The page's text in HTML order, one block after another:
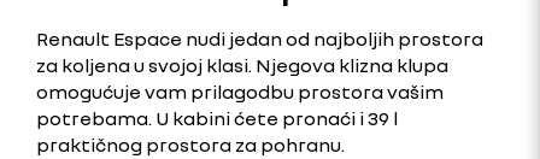
Renault Espace nudi jedan od najboljih prostora
za koljena u svojoj klasi. Njegova klizna klupa
omogućuje vam prilagodbu prostora vašim
potrebama. U kabini ćete pronaći i 39 l
praktičnog prostora za pohranu.